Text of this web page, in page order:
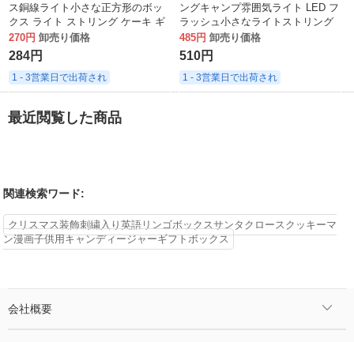
ス銅線ライト小さな正方形のボッ
クス ライト ストリング ケーキ ギ
フト ボックス ハンドバッグ装飾花
小さな白いボックス ランタン工場
270円 卸売り価格
284円
1 - 3営業日で出荷され
ングキャンプ雰囲気ライト LED フ
ラッシュ小さなライトストリング
クリスマス装飾スノーフレークラ
イトストリング
485円 卸売り価格
510円
1 - 3営業日で出荷され
最近閲覧した商品
関連検索ワード:
クリスマス装飾刺繍入り英語リンゴボックスサンタクロースクッキーマ
ン漫画子供用キャンディージャーギフトボックス
会社概要